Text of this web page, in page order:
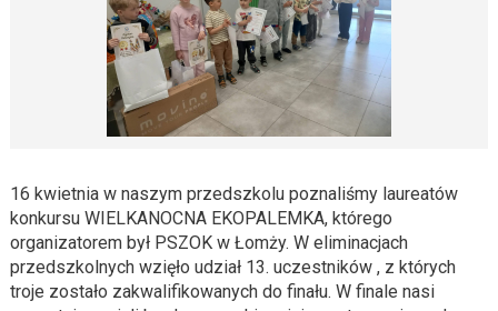
16 kwietnia w naszym przedszkolu poznaliśmy laureatów
konkursu WIELKANOCNA EKOPALEMKA, którego
organizatorem był PSZOK w Łomży. W eliminacjach
przedszkolnych wzięło udział 13. uczestników , z których
troje zostało zakwalifikowanych do finału. W finale nasi